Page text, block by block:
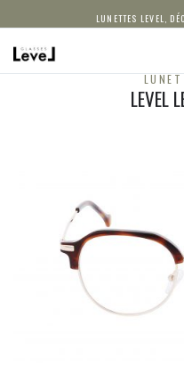
LUNETTES LEVEL,
LEVEL